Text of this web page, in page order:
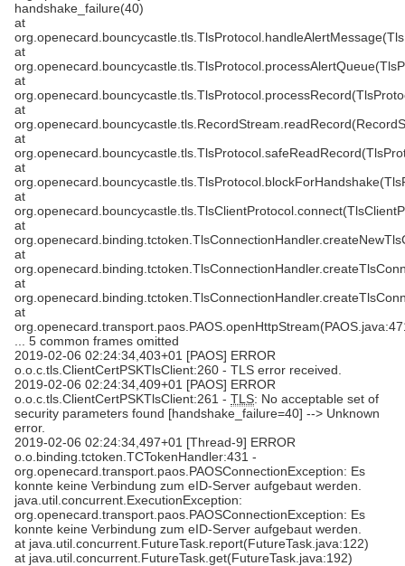
handshake_failure(40)
at
at
at
at
at
at
at
at
at
at
at
... 5 common frames omitted
2019-02-06 02:24:34,403+01 [PAOS] ERROR
o.o.c.tls.ClientCertPSKTlsClient:260 - TLS error received.
2019-02-06 02:24:34,409+01 [PAOS] ERROR
o.o.c.tls.ClientCertPSKTlsClient:261 - TLS: No acceptable set of
security parameters found [handshake_failure=40] --> Unknown
error.
2019-02-06 02:24:34,497+01 [Thread-9] ERROR
o.o.binding.tctoken.TCTokenHandler:431 -
org.openecard.transport.paos.PAOSConnectionException: Es
konnte keine Verbindung zum eID-Server aufgebaut werden.
java.util.concurrent.ExecutionException:
org.openecard.transport.paos.PAOSConnectionException: Es
konnte keine Verbindung zum eID-Server aufgebaut werden.
at java.util.concurrent.FutureTask.report(FutureTask.java:122)
at java.util.concurrent.FutureTask.get(FutureTask.java:192)